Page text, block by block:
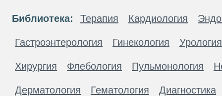
Библиотека: Терапия Кардиология
Гастроэнтерология Гинекология Урология
Хирургия Флебология Пульмонология
Дерматология Гематология Диагностика